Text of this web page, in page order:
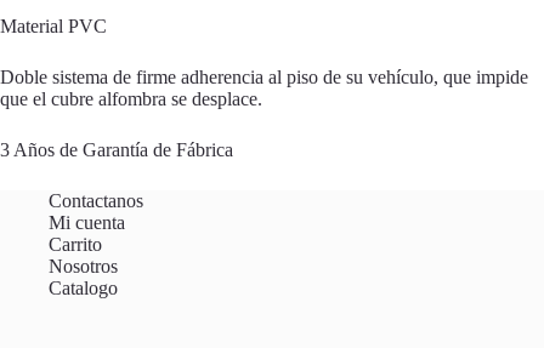
Material PVC
Doble sistema de firme adherencia al piso de su vehículo, que impide
que el cubre alfombra se desplace.
3 Años de Garantía de Fábrica
Contactanos
Mi cuenta
Carrito
Nosotros
Catalogo